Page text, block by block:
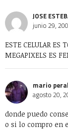
JOSE
junio 29,
ESTE CELULAR ES
MEGAPIXELS ES
mario
agosto 20,
donde puedo
o si lo compro en